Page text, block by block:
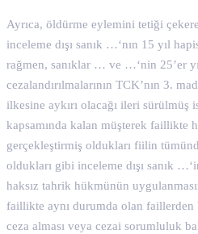
Ayrıca, öldürme eylemini tetiği
inceleme dışı sanık …‘nın 15 yıl
rağmen, sanıklar … ve …‘nin 25’er
cezalandırılmalarının TCK’nın 3.
ilkesine aykırı olacağı ileri sürülmüş
kapsamında kalan müşterek faillikte
gerçekleştirmiş oldukları fiilin
oldukları gibi inceleme dışı sanık
haksız tahrik hükmünün
faillikte aynı durumda olan
ceza alması veya cezai sorumluluk